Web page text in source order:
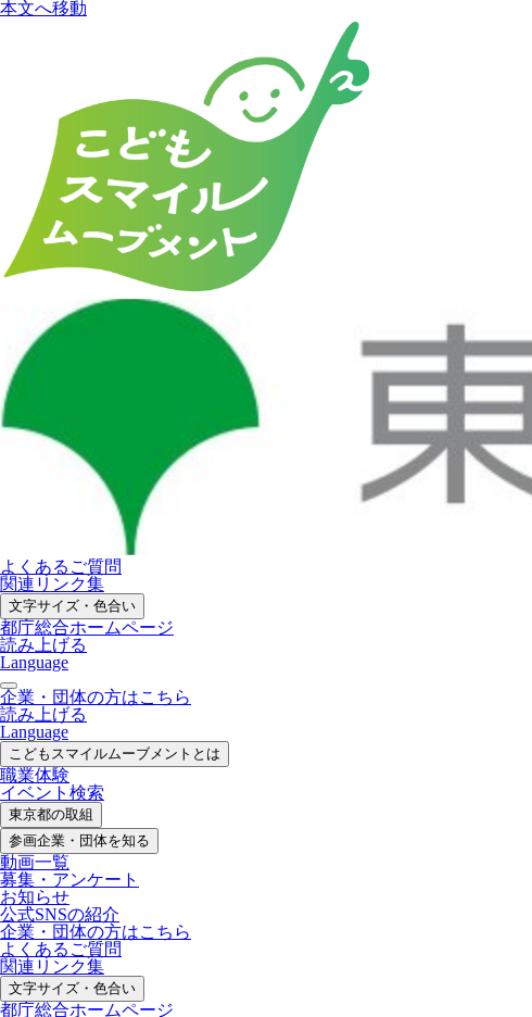
本文へ移動
よくあるご質問
関連リンク集
文字サイズ・色合い
都庁総合ホームページ
読み上げる
Language
企業・団体の方はこちら
読み上げる
Language
こどもスマイルムーブメントとは
職業体験
イベント検索
東京都の取組
参画企業・ 団体を知る
動画一覧
募集・ アンケート
お知らせ
公式SNSの紹介
企業・団体の方はこちら
よくあるご質問
関連リンク集
文字サイズ・色合い
都庁総合ホームページ